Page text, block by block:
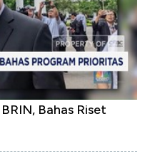
Bahas Riset